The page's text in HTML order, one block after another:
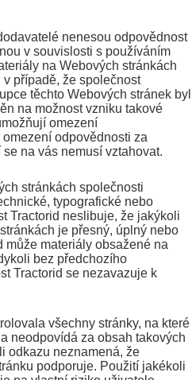
nenesou odpovědnost
v souvislosti s používáním
na Webových stránkách
případě, že společnost
těchto Webových stránek byl
na možnost vzniku takové
omezení
odpovědnosti za
na vás nemusí vztahovat.
stránkách společnosti
typografické nebo
Tractorid neslibuje, že jakýkoli
je přesný, úplný nebo
může materiály obsažené na
bez předchozího
Tractorid se nezavazuje k
všechny stránky, na které
neodpovídá za obsah takových
odkazu neznamená, že
podporuje. Použití jakékoli